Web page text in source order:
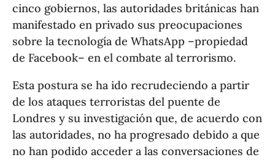
cinco gobiernos, las autoridades británicas han
manifestado en privado sus preocupaciones
sobre la tecnología de WhatsApp –propiedad
de Facebook– en el combate al terrorismo.
Esta postura se ha ido recrudeciendo a partir
de los ataques terroristas del puente de
Londres y su investigación que, de acuerdo con
las autoridades, no ha progresado debido a que
no han podido acceder a las conversaciones de